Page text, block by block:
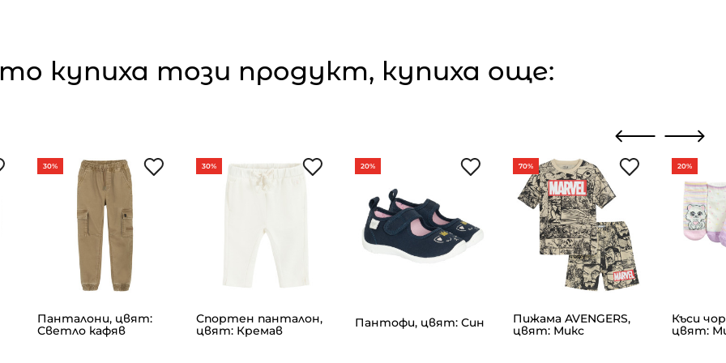
купиха този продукт, купиха още:
30%
Панталони, цвят:
Светло кафяв
30%
Спортен панталон,
цвят: Кремав
20%
Пантофи, цвят: Син
70%
Пижама AVENGERS,
цвят: Микс
20%
Къси
цвят: